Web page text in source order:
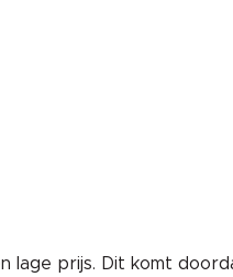
lage prijs. Dit komt